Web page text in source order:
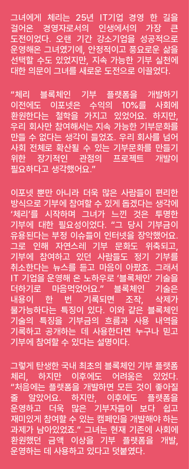
그녀에게 체리는 25년 IT기업 경영 한 길을
걸어온 경영자로서의 인생에서의 가장 큰
도전이었다. 오랜 기간 강소기업을 성공적으로
운영해온 그녀였기에, 안정적이고 풍요로운 삶을
선택할 수도 있었지만, 지속 가능한 기부 실천에
대한 의문이 그녀를 새로운 도전으로 이끌었다.
“체리 블록체인 기부 플랫폼을 개발하기
이전에도 이포넷은 수익의 10%를 사회에
환원한다는 철학을 가지고 있었어요. 하지만,
우리 회사만 참여해서는 지속 가능한 기부문화를
만들 수 없다는 생각이 들었죠. 우리 회사를 넘어
사회 전체로 확산될 수 있는 기부문화를 만들기
위한 장기적인 관점의 프로젝트 개발이
필요하다고 생각했어요.”
이포넷 뿐만 아니라 더욱 많은 사람들이 편리한
방식으로 기부에 참여할 수 있게 돕겠다는 생각에
‘체리’를 시작하며 그녀가 느낀 것은 투명한
기부에 대한 필요성이었다. “그 당시 기부금이
유용된다는 부정 이슈들이 인터넷을 장악했어요.
그로 인해 자연스레 기부 문화도 위축되고,
기부에 참여하고 있던 사람들도 정기 기부를
취소한다는 뉴스를 듣고 마음이 아팠죠. 그래서
IT 기업을 운영해 온 노하우로 ‘블록체인’ 기술을
더하기로 마음먹었어요.” 블록체인 기술은
내용이 한 번 기록되면 조작, 삭제가
불가능하다는 특징이 있다. 이와 같은 블록체인
기술의 특징을 기부금의 흐름과 사용 내역을
기록하고 공개하는 데 사용한다면 누구나 믿고
기부에 참여할 수 있다는 설명이다.
그렇게 탄생한 국내 최초의 블록체인 기부 플랫폼
체리, 하지만 이후에도 어려움은 있었다.
“처음에는 플랫폼을 개발하면 모든 것이 좋아질
줄 알았어요. 하지만, 이후에도 플랫폼을
운영하고 더욱 많은 기부자들이 보다 쉽고
재미있게 참여할 수 있는 캠페인을 개발해야 하는
과제가 남아있었죠.” 그녀는 현재 기존에 사회에
환원했던 금액 이상을 기부 플랫폼을 개발,
운영하는 데 사용하고 있다고 덧붙였다.